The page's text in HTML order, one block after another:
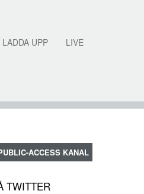
LADDA UPP LIVE
ACCESS KANAL
TWITTER